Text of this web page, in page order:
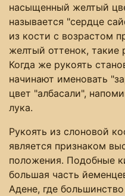
насыщенный желтый
называется "сердце
из кости с возрастом
желтый оттенок, такие
Когда же рукоять
начинают именовать
цвет "албасали",
лука.
Рукоять из слоновой
является признаком
положения. Подобные
большая часть
Адене, где